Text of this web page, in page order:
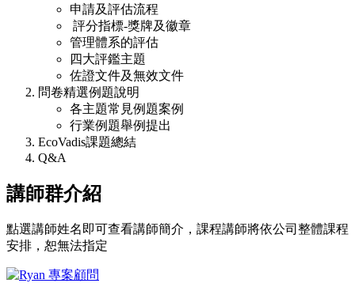
申請及評估流程
評分指標-獎牌及徽章
管理體系的評估
四大評鑑主題
佐證文件及無效文件
問卷精選例題說明
各主題常見例題案例
行業例題舉例提出
EcoVadis課題總結
Q&A
講師群介紹
點選講師姓名即可查看講師簡介，課程講師將依公司整體課程
安排，恕無法指定